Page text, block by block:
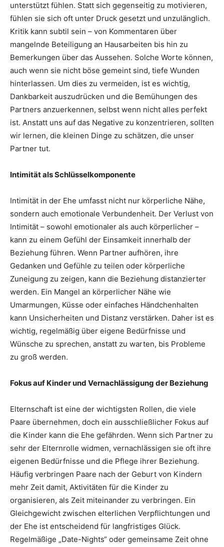
unterstützt fühlen. Statt sich gegenseitig zu motivieren,
fühlen sie sich oft unter Druck gesetzt und unzulänglich.
Kritik kann subtil sein – von Kommentaren über
mangelnde Beteiligung an Hausarbeiten bis hin zu
Bemerkungen über das Aussehen. Solche Worte können,
auch wenn sie nicht böse gemeint sind, tiefe Wunden
hinterlassen. Um dies zu vermeiden, ist es wichtig,
Dankbarkeit auszudrücken und die Bemühungen des
Partners anzuerkennen, selbst wenn nicht alles perfekt
ist. Anstatt uns auf das Negative zu konzentrieren, sollten
wir lernen, die kleinen Dinge zu schätzen, die unser
Partner tut.
Intimität als Schlüsselkomponente
Intimität in der Ehe umfasst nicht nur körperliche Nähe,
sondern auch emotionale Verbundenheit. Der Verlust von
Intimität – sowohl emotionaler als auch körperlicher –
kann zu einem Gefühl der Einsamkeit innerhalb der
Beziehung führen. Wenn Partner aufhören, ihre
Gedanken und Gefühle zu teilen oder körperliche
Zuneigung zu zeigen, kann die Beziehung distanzierter
werden. Ein Mangel an körperlicher Nähe wie
Umarmungen, Küsse oder einfaches Händchenhalten
kann Unsicherheiten und Distanz verstärken. Daher ist es
wichtig, regelmäßig über eigene Bedürfnisse und
Wünsche zu sprechen, anstatt zu warten, bis Probleme
zu groß werden.
Fokus auf Kinder und Vernachlässigung der Beziehung
Elternschaft ist eine der wichtigsten Rollen, die viele
Paare übernehmen, doch ein ausschließlicher Fokus auf
die Kinder kann die Ehe gefährden. Wenn sich Partner zu
sehr der Elternrolle widmen, vernachlässigen sie oft ihre
eigenen Bedürfnisse und die Pflege ihrer Beziehung.
Häufig verbringen Paare nach der Geburt von Kindern
mehr Zeit damit, Aktivitäten für die Kinder zu
organisieren, als Zeit miteinander zu verbringen. Ein
Gleichgewicht zwischen elterlichen Verpflichtungen und
der Ehe ist entscheidend für langfristiges Glück.
Regelmäßige „Date-Nights“ oder gemeinsame Zeit ohne